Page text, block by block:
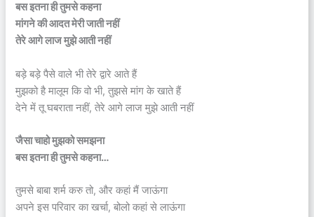
बस इतना ही तुमसे कहना
मांगने की आदत मेरी जाती नहीं
तेरे आगे लाज मुझे आती नहीं
बड़े बड़े पैसे वाले भी तेरे द्वारे आते हैं
मुझको है मालूम कि वो भी, तुझसे मांग के खाते हैं
देने में तू घबराता नहीं, तेरे आगे लाज मुझे आती नहीं
जैसा चाहो मुझको समझना
बस इतना ही तुमसे कहना…
तुमसे बाबा शर्म करु तो, और कहां मैं जाऊंगा
अपने इस परिवार का खर्चा, बोलो कहां से लाऊंगा